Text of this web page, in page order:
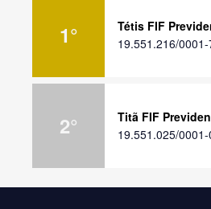
1°
Tétis FIF
19.551.216/0001-
2°
Titã FIF
19.551.025/0001-